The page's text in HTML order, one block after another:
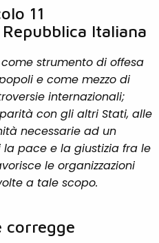
11
Italiana
strumento di offesa
e come mezzo di
internazionali;
con gli altri Stati, alle
necessarie ad un
pace e la giustizia fra le
le organizzazioni
a tale scopo.
corregge